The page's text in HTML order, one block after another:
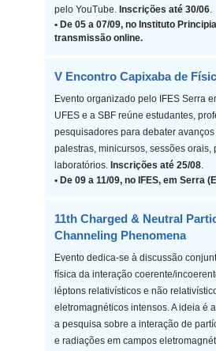
pelo YouTube. Inscrições até 30/06.
• De 05 a 07/09, no Instituto
transmissão online.
V Encontro Capixaba de
Evento organizado pelo IFES Serra
UFES e a SBF reúne estudantes,
pesquisadores para debater
palestras, minicursos, sessões orais,
laboratórios.Inscrições até 25/08.
• De 09 a 11/09, no IFES, em Serra
11th Charged & Neutral
Channeling Phenomena
Evento dedica-se à discussão
física da interação coerente/
léptons relativísticos e não
eletromagnéticos intensos. A ideia é
a pesquisa sobre a interação de
e radiações em campos